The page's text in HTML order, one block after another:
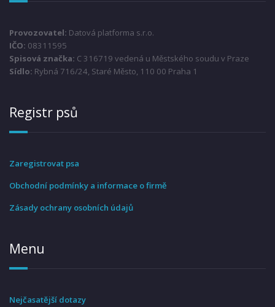
Provozovatel: Datová platforma s.r.o.
IČO: 08311595
Spisová značka: C 316719 vedená u Městského soudu v Praze
Sídlo: Rybná 716/24, Staré Město, 110 00 Praha 1
Registr psů
Zaregistrovat psa
Obchodní podmínky a informace o firmě
Zásady ochrany osobních údajů
Menu
Nejčasatější dotazy